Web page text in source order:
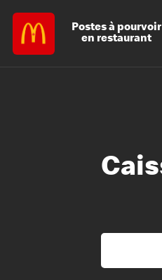
Postes à pourvoir
en restaurant